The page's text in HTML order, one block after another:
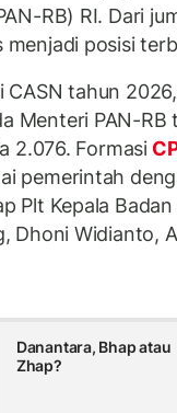
RB) RI. Dari
menjadi posisi
tahun
Menteri PAN-RB
2.076. Formasi
pemerintah
Plt Kepala
Dhoni Widianto,
Danantara, Bhap atau
Zhap?